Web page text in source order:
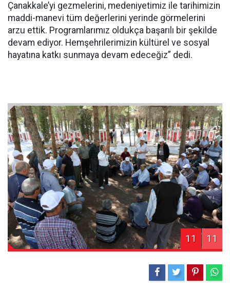
Çanakkale’yi gezmelerini, medeniyetimiz ile tarihimizin
maddi-manevi tüm değerlerini yerinde görmelerini
arzu ettik. Programlarımız oldukça başarılı bir şekilde
devam ediyor. Hemşehrilerimizin kültürel ve sosyal
hayatına katkı sunmaya devam edeceğiz” dedi.
11 11